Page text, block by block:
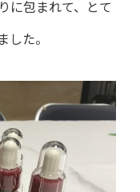
に包まれて、とて
た。